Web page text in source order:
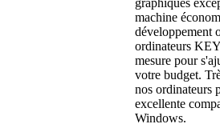
machine
développement
ordinateurs
mesure pour
votre budget.
nos ordinateurs
excellente
Windows.